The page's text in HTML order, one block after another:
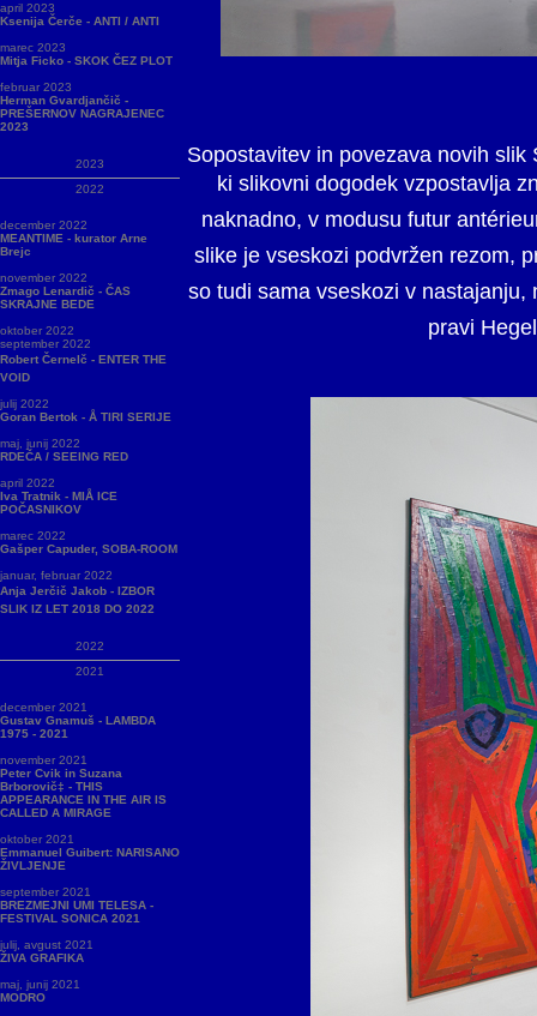
april 2023
Ksenija Čerče - ANTI / ANTI
marec 2023
Mitja Ficko - SKOK ČEZ PLOT
februar 2023
Herman Gvardjančič -
PREŠERNOV NAGRAJENEC
2023
2023
2022
december 2022
MEANTIME - kurator Arne
Brejc
november 2022
Zmago Lenardič - ČAS
SKRAJNE BEDE
oktober 2022
september 2022
Robert Černelč - ENTER THE
VOID
julij 2022
Goran Bertok - Å TIRI SERIJE
maj, junij 2022
RDEČA / SEEING RED
april 2022
Iva Tratnik - MIÅ ICE
POČASNIKOV
marec 2022
Gašper Capuder, SOBA-ROOM
januar, februar 2022
Anja Jerčič Jakob - IZBOR
SLIK IZ LET 2018 DO 2022
2022
2021
december 2021
Gustav Gnamuš - LAMBDA
1975 - 2021
november 2021
Peter Cvik in Suzana
Brborovič‡ - THIS
APPEARANCE IN THE AIR IS
CALLED A MIRAGE
oktober 2021
Emmanuel Guibert: NARISANO
ŽIVLJENJE
september 2021
BREZMEJNI UMI TELESA -
FESTIVAL SONICA 2021
julij, avgust 2021
ŽIVA GRAFIKA
maj, junij 2021
MODRO
Sopostavitev in povezava novih
ki slikovni dogodek vzpostavlja
naknadno, v modusu futur
slike je vseskozi podvržen rezom,
so tudi sama vseskozi v nastajanju,
pravi